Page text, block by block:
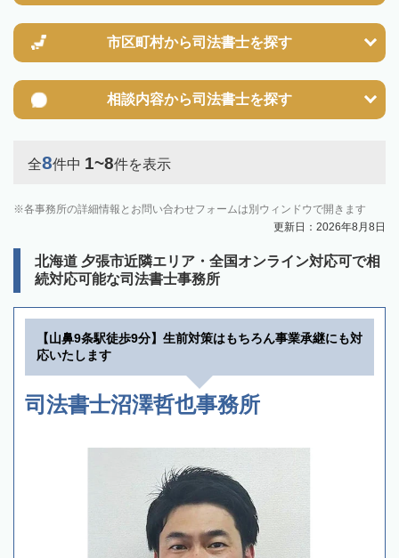
市区町村から司法書士を探す
相談内容から司法書士を探す
全8件中 1~8件を表示
各事務所の詳細情報とお問い合わせフォームは別ウィンドウで開きます
更新日：2026年8月8日
北海道 夕張市近隣エリア・全国オンライン対応可で相
続対応可能な司法書士事務所
【山鼻9条駅徒歩9分】生前対策はもちろん事業承継にも対
応いたします
司法書士沼澤哲也事務所